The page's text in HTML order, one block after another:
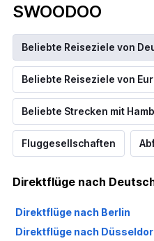
SWOODOO
Beliebte Reiseziele von
Beliebte Reiseziele von
Beliebte Strecken mit
Fluggesellschaften
Direktflüge nach
Direktflüge nach Berlin
Direktflüge nach